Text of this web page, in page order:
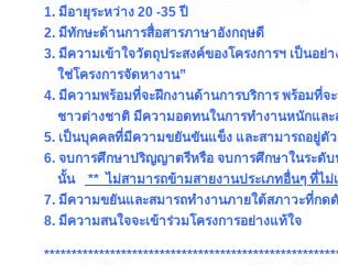
1. มีอายุระหว่าง 20 -35 ปี
2. มีทักษะด้านการสื่อสารภาษาอังกฤษดี
3. มีความเข้าใจวัตถุประสงค์ของโครงการฯ เป็นอ
ใช่โครงการจัดหางาน”
4. มีความพร้อมที่จะฝึกงานด้านการบริการ พร้อมที่จ
ชาวต่างชาติ มีความอดทนในการทำงานหนักและ
5. เป็นบุคคลที่มีความขยันขันแข็ง และสามารถอยู่ตั
6. จบการศึกษาปริญญาตรีหรือ จบการศึกษาในระดั
นั้น
** ไม่สามารถข้ามสายงานประเภทอื่นๆ ที่ไ
7. มีความขยันและสมารถทำงานภายใต้สภาวะที่กด
8. มีความสนใจจะเข้าร่วมโครงการอย่างแท้ใจ